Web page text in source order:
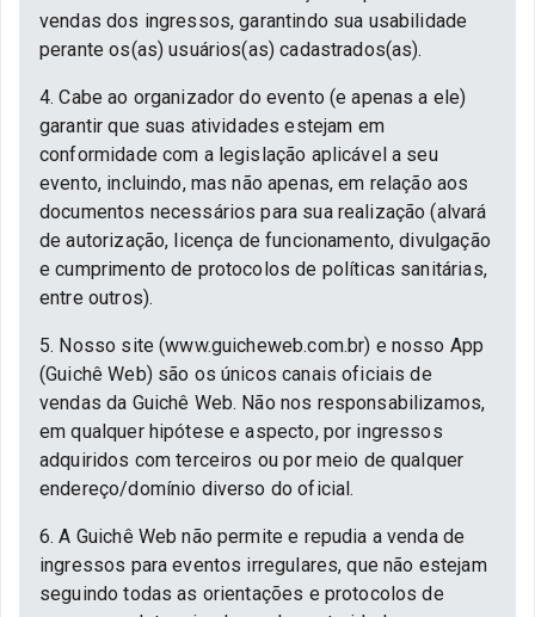
vendas dos ingressos, garantindo sua usabilidade
perante os(as) usuários(as) cadastrados(as).
4. Cabe ao organizador do evento (e apenas a ele)
garantir que suas atividades estejam em
conformidade com a legislação aplicável a seu
evento, incluindo, mas não apenas, em relação aos
documentos necessários para sua realização (alvará
de autorização, licença de funcionamento, divulgação
e cumprimento de protocolos de políticas sanitárias,
entre outros).
5. Nosso site (www.guicheweb.com.br) e nosso App
(Guichê Web) são os únicos canais oficiais de
vendas da Guichê Web. Não nos responsabilizamos,
em qualquer hipótese e aspecto, por ingressos
adquiridos com terceiros ou por meio de qualquer
endereço/domínio diverso do oficial.
6. A Guichê Web não permite e repudia a venda de
ingressos para eventos irregulares, que não estejam
seguindo todas as orientações e protocolos de